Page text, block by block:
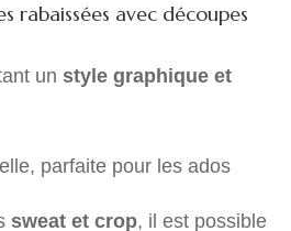
rabaissées avec découpes
un style graphique et
parfaite pour les ados
sweat et crop, il est possible